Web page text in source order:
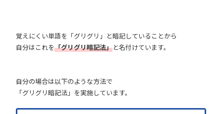
覚えにくい単語を「グリグリ」と暗記していることから
自分はこれを「グリグリ暗記法」と名付けています。
自分の場合は以下のような方法で
「グリグリ暗記法」を実施しています。